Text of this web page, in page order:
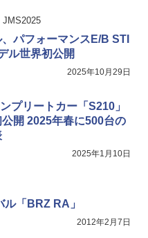
JMS2025
、パフォーマンスE/B STI
ル世界初公開
2025年10月29日
プリートカー「S210」
開 2025年春に500台の
2025年1月10日
「BRZ RA」
2012年2月7日